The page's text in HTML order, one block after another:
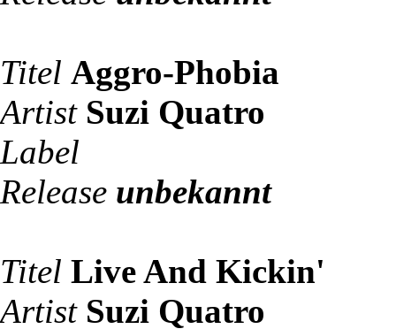
Titel Aggro-Phobia
Artist Suzi Quatro
Label
Release unbekannt
Titel Live And Kickin'
Artist Suzi Quatro